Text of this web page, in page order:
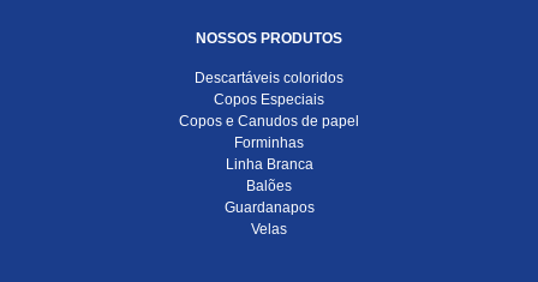
NOSSOS PRODUTOS
Descartáveis coloridos
Copos Especiais
Copos e Canudos de papel
Forminhas
Linha Branca
Balões
Guardanapos
Velas